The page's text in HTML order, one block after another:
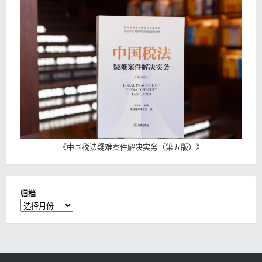
《中国税法疑难案件解决实务（第五版） 》
归档
归
档